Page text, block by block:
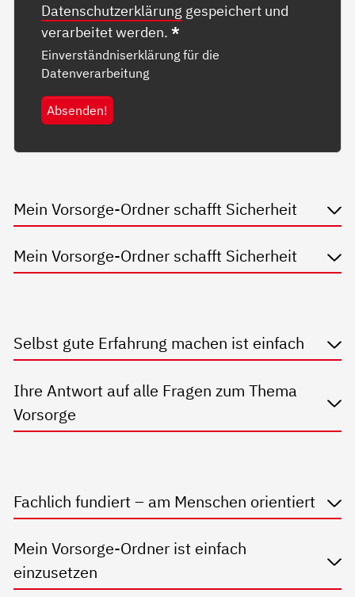
Datenschutzerklärung gespeichert und
verarbeitet werden.*
Einverständniserklärung für die
Datenverarbeitung
Absenden!
Mein Vorsorge-Ordner schafft Sicherheit
Mein Vorsorge-Ordner schafft Sicherheit
Selbst gute Erfahrung machen ist einfach
Ihre Antwort auf alle Fragen zum Thema
Vorsorge
Fachlich fundiert – am Menschen orientiert
Mein Vorsorge-Ordner ist einfach
einzusetzen